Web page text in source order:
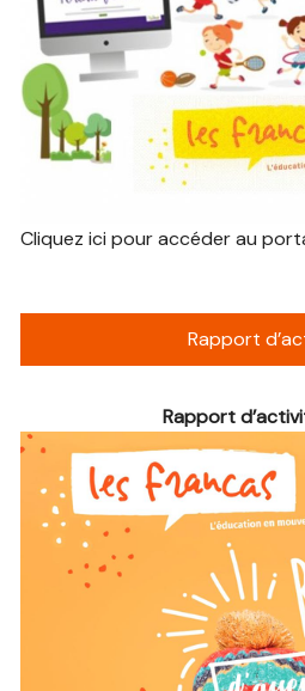
Cliquez ici pour accéder au
Rapport
Rapport